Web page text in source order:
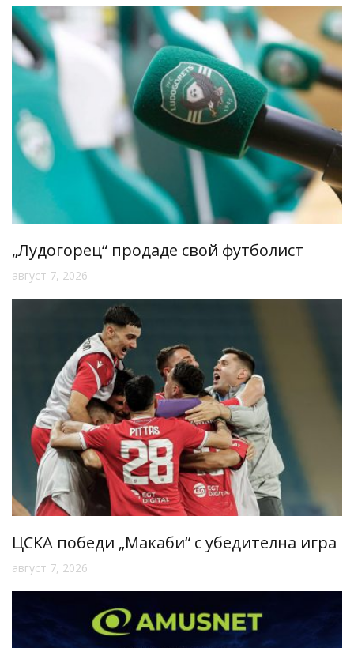
„Лудогорец“ продаде свой футболист
август 7, 2026
ЦСКА победи „Макаби“ с убедителна игра
август 7, 2026